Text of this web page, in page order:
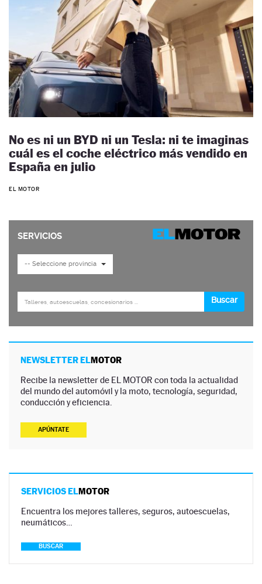
No es ni un BYD ni un Tesla: ni te imaginas
cuál es el coche eléctrico más vendido en
España en julio
EL MOTOR
NEWSLETTER ELMOTOR
Recibe la newsletter de EL MOTOR con toda la actualidad
del mundo del automóvil y la moto, tecnología, seguridad,
conducción y eficiencia.
APÚNTATE
SERVICIOS ELMOTOR
Encuentra los mejores talleres, seguros, autoescuelas,
neumáticos…
BUSCAR